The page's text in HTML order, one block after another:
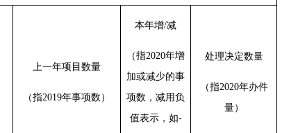
上一年项目数量
（指2019年事项数）
本年增/减
（指2020年增
加或减少的事
项数，减用负
值表示，如-
处理决定数量
（指2020年办件
量）